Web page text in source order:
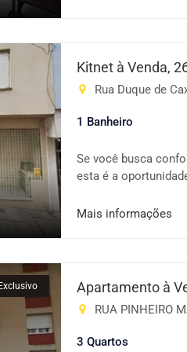
Kitnet à Venda,
Rua Duque de
1 Banheiro
Se você busca
esta é a
tudo que você
ou investir em uma
informações e
Mais informações
Exclusivo Apartamento à
RUA PINHEIRO
3 Quartos